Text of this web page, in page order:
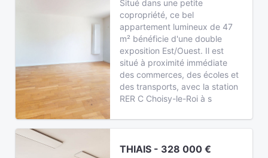
Situé dans une petite
copropriété, ce bel
appartement lumineux de 47
m² bénéficie d'une double
exposition Est/Ouest. Il est
situé à proximité immédiate
des commerces, des écoles et
des transports, avec la station
RER C Choisy-le-Roi à s
THIAIS - 328 000 €